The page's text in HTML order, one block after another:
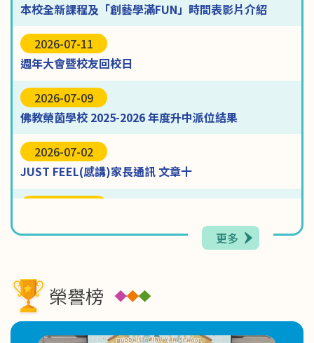
本校全新課程及「創藝學滿FUN」時間表影片介紹
2026-07-11
週年大會暨校友回校日
2026-07-09
佛教榮茵學校 2025-2026 年度升中派位結果
2026-07-02
JUST FEEL(感講)家長通訊 文章十
「綻放童心 啟航未來」學生才藝匯演 X 學校簡介
親子電影院．開心集合！
2026-06-04
Roaming Mic Challenge
更多
榮譽榜